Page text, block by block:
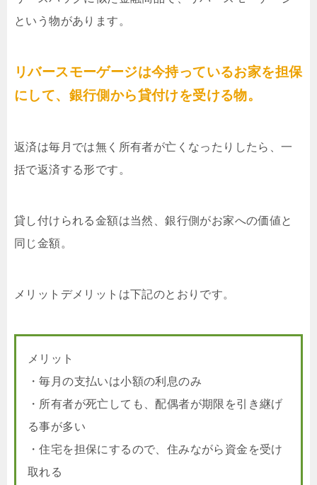
という物があります。
リバースモーゲージは今持っているお家を担保
にして、銀行側から貸付けを受ける物。
返済は毎月では無く所有者が亡くなったりしたら、一
括で返済する形です。
貸し付けられる金額は当然、銀行側がお家への価値と
同じ金額。
メリットデメリットは下記のとおりです。
メリット
・毎月の支払いは小額の利息のみ
・所有者が死亡しても、配偶者が期限を引き継げ
る事が多い
・住宅を担保にするので、住みながら資金を受け
取れる